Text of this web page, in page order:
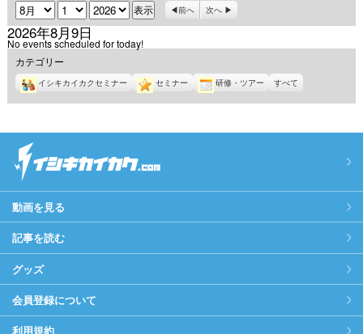
月 日 年 前へ 次へ
2026年8月9日
No events scheduled for today!
カテゴリー
イシキカイカクセミナー セミナー 研修・ツアー すべて
動画を見る
記事を読む
グッズ
会員登録について